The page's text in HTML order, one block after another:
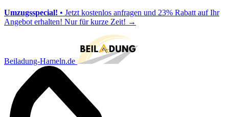
Umzugsspecial! • Jetzt kostenlos anfragen und 23% Rabatt auf Ihr
Angebot erhalten! Nur für kurze Zeit! →
Beiladung-Hameln.de